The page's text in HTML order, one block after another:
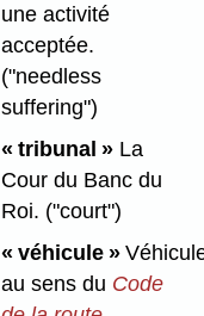
une activité
acceptée.
("needless
suffering")
« tribunal »La
Cour du Banc du
Roi. ("court")
« véhicule »
au sens du Code